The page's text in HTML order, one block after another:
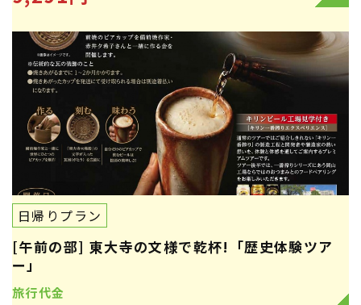
日帰りプラン
[午前の部] 東大寺の文様で乾杯!「歴史体験ツア
ー」
旅行代金